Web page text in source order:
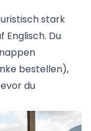
stark
Du
bestellen),
du